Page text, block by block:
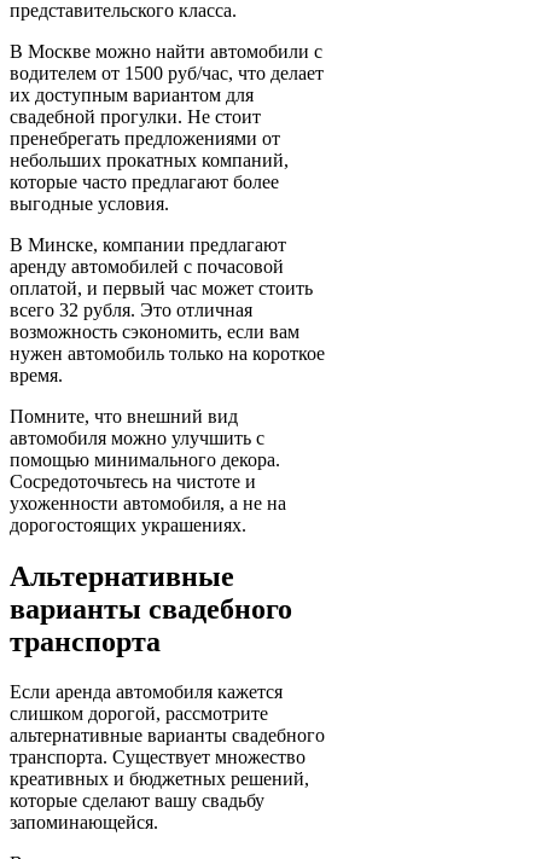
представительского класса.
В Москве можно найти автомобили с
водителем от 1500 руб/час, что делает
их доступным вариантом для
свадебной прогулки. Не стоит
пренебрегать предложениями от
небольших прокатных компаний,
которые часто предлагают более
выгодные условия.
В Минске, компании предлагают
аренду автомобилей с почасовой
оплатой, и первый час может стоить
всего 32 рубля. Это отличная
возможность сэкономить, если вам
нужен автомобиль только на короткое
время.
Помните, что внешний вид
автомобиля можно улучшить с
помощью минимального декора.
Сосредоточьтесь на чистоте и
ухоженности автомобиля, а не на
дорогостоящих украшениях.
Альтернативные
варианты свадебного
транспорта
Если аренда автомобиля кажется
слишком дорогой, рассмотрите
альтернативные варианты свадебного
транспорта. Существует множество
креативных и бюджетных решений,
которые сделают вашу свадьбу
запоминающейся.